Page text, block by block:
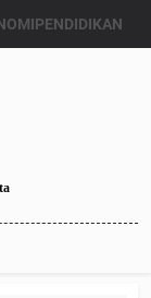
PENDIDIKAN